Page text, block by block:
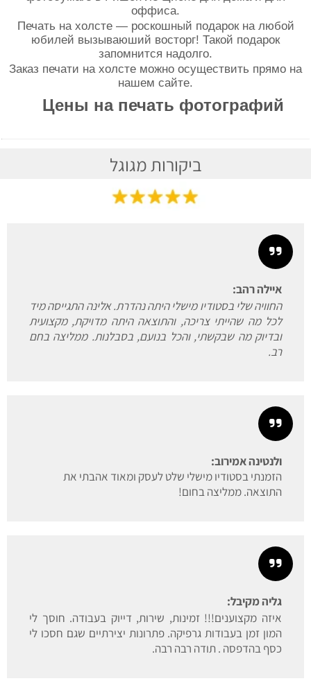
оффиса.
Печать на холсте — роскошный подарок на любой
юбилей вызываюший восторг! Такой подарок
запомнится надолго.
Заказ печати на холсте можно осуществить прямо на
нашем сайте.
Цены на печать фотографий
ביקורות מגוגל
איילה רהב:
החוויה שלי בסטודיו מישלי היתה נהדרת. אלינה התגייסה מיד
לכל מה שהייתי צריכה, והתוצאה היתה מדויקת, מקצועית
ובדיוק מה שבקשתי, והכל בנועם, בסבלנות. ממליצה בחם
רב.
ולנטינה אמירוב:
הזמנתי בסטודיו מישלי שלט לעסק ומאוד אהבתי את
התוצאה. ממליצה בחום!
גליה מקיבל:
איזה מקצוענים!!! זמינות, שירות, דייוק בעבודה. חוסך לי
המון זמן בעבודות גרפיקה. פתרונות יצירתיים שגם חסכו לי
כסף בהדפסה . תודה רבה רבה.